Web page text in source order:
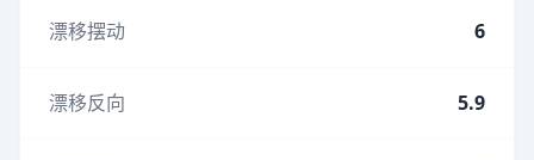
漂移摆动 6
漂移反向 5.9